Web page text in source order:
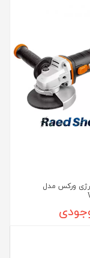
ورکس مدل